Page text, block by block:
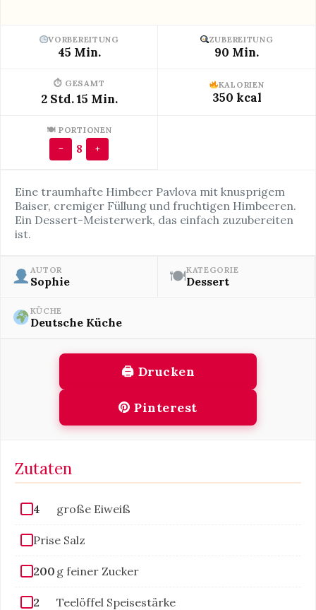
VORBEREITUNG
45 Min.
ZUBEREITUNG
90 Min.
⏱ GESAMT
2 Std. 15 Min.
KALORIEN
350 kcal
🍽 PORTIONEN
− 8 +
Eine traumhafte Himbeer Pavlova mit knusprigem
Baiser, cremiger Füllung und fruchtigen Himbeeren.
Ein Dessert-Meisterwerk, das einfach zuzubereiten
ist.
AUTOR
Sophie 🍽KATEGORIE
Dessert
KÜCHE
Deutsche Küche
🖨 Drucken
Pinterest
Zutaten
4 große Eiweiß
Prise Salz
200 g feiner Zucker
2 Teelöffel Speisestärke